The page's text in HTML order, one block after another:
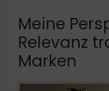
Meine
Relevanz
Marken